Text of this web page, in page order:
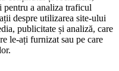
a analiza traficul
despre utilizarea site-ului
publicitate și analiză, care
le-ați furnizat sau pe care